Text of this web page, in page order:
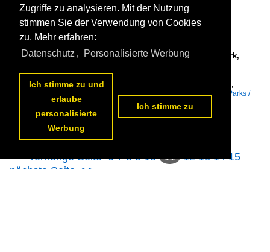
Bad Krozingen, überdachte Veranstaltungsbühne im Kurpark,
rainer ullrich
Deutschland / Baden-Württemberg / LK Breisgau-Hochschwarzwald ,
Bauwerke / Kulturbauten / Deutschland,Brunnen, Denkmäler etc. / Parks /
500 1200x849 Px, 05.03.2017
<< vorherige Seite6 7 8 9 10 11 12 13 14 15
nächste Seite >>
Zugriffe zu analysieren. Mit der Nutzung
stimmen Sie der Verwendung von Cookies
zu. Mehr erfahren:
Datenschutz , Personalisierte Werbung
Ich stimme zu und
erlaube
personalisierte
Werbung
Ich stimme zu